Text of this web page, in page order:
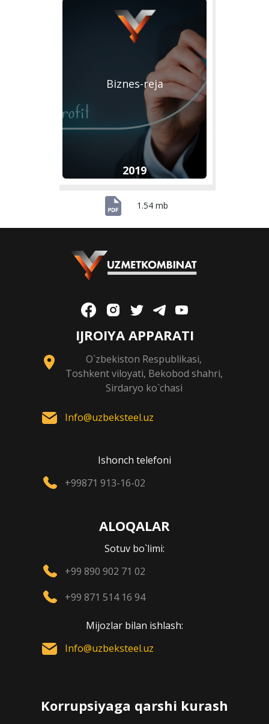
Biznes-reja
2019
1.54 mb
IJROIYA APPARATI
O`zbekiston Respublikasi,
Toshkent viloyati, Bekobod shahri,
Sirdaryo ko`chasi
Info@uzbeksteel.uz
Ishonch telefoni
+99871 913-16-02
ALOQALAR
Sotuv bo`limi:
+99 890 902 71 02
+99 871 514 16 94
Mijozlar bilan ishlash:
Info@uzbeksteel.uz
Korrupsiyaga qarshi kurash